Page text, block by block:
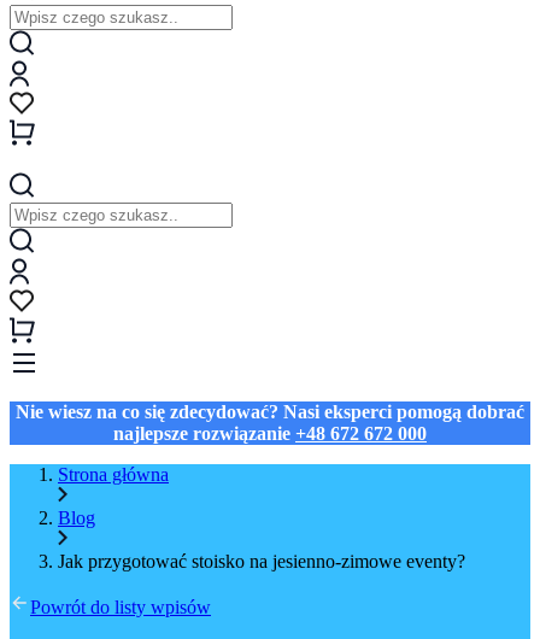
Nie wiesz na co się zdecydować? Nasi eksperci pomogą dobrać
najlepsze rozwiązanie +48 672 672 000
Strona główna
Blog
Jak przygotować stoisko na jesienno-zimowe eventy?
Powrót do listy wpisów